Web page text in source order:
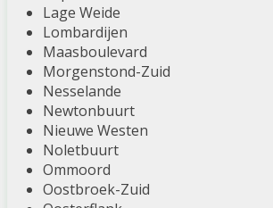
Lage Weide
Lombardijen
Maasboulevard
Morgenstond-Zuid
Nesselande
Newtonbuurt
Nieuwe Westen
Noletbuurt
Ommoord
Oostbroek-Zuid